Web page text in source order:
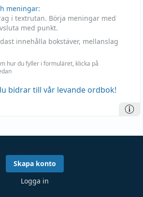
meningar:
i textrutan. Börja meningar med
med punkt.
innehålla bokstäver, mellanslag
hur du fyller i formuläret, klicka på
bidrar till vår levande ordbok!
Skapa konto
Logga in